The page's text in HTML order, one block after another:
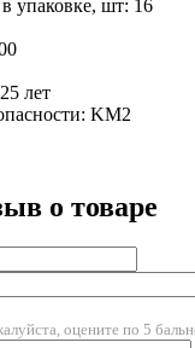
упаковке, шт: 16
лет
KM2
о товаре
оцените по 5